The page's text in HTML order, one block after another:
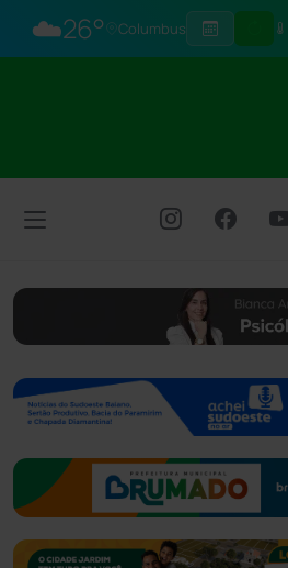
☁️26° Columbus